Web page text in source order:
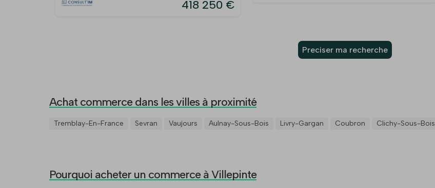
418 250 €
Preciser ma recherche
Achat commerce dans les villes à proximité
Tremblay-En-France Sevran Vaujours Aulnay-Sous-Bois Livry-Gargan Coubron Clichy-Sous-Bois
Pourquoi acheter un commerce à Villepinte